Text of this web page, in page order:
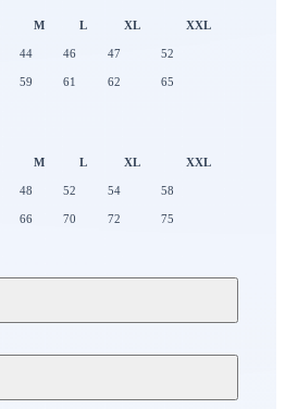
M L XL XXL
44 46 47 52
59 61 62 65
M L XL XXL
48 52 54 58
66 70 72 75